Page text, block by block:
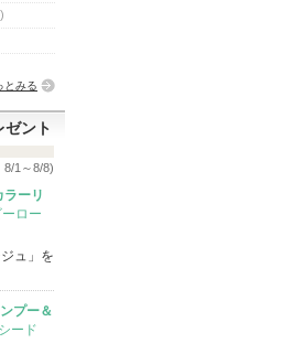
とみる
ゼント
8/1～8/8)
ーリ
ロー
ュ」を
プー＆
ード